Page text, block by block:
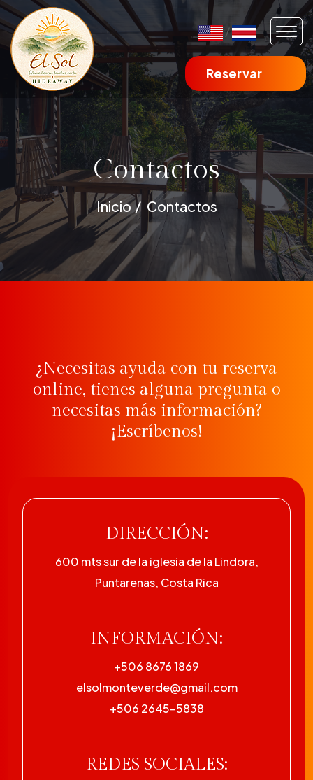
Reservar
/
Contactos
Inicio Contactos
¿Necesitas ayuda con tu reserva
online, tienes alguna pregunta o
necesitas más información?
¡Escríbenos!
DIRECCIÓN:
600 mts sur de la iglesia de la Lindora,
Puntarenas, Costa Rica
INFORMACIÓN:
+506 8676 1869
elsolmonteverde@gmail.com
+506 2645-5838
REDES SOCIALES: